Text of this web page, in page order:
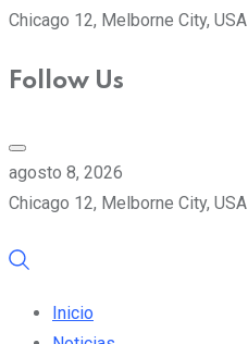
Chicago 12, Melborne City, USA
Follow Us
agosto 8, 2026
Chicago 12, Melborne City, USA
Inicio